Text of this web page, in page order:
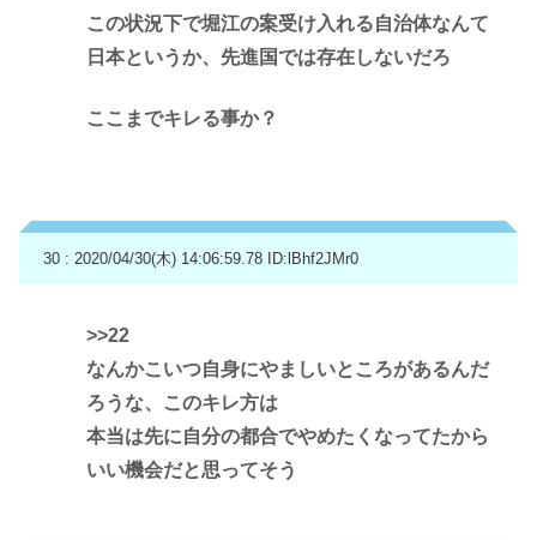
この状況下で堀江の案受け入れる自治体なんて
日本というか、先進国では存在しないだろ
ここまでキレる事か？
30 : 2020/04/30(木) 14:06:59.78 ID:lBhf2JMr0
>>22
なんかこいつ自身にやましいところがあるんだ
ろうな、このキレ方は
本当は先に自分の都合でやめたくなってたから
いい機会だと思ってそう